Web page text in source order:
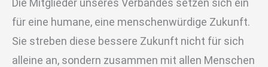
für eine humane, eine menschenwürdige Zukunft.
Sie streben diese bessere Zukunft nicht für sich
alleine an, sondern zusammen mit allen Menschen